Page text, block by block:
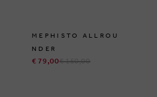
MEPHISTO ALLROU
NDER
€ 79,00€ 150,00